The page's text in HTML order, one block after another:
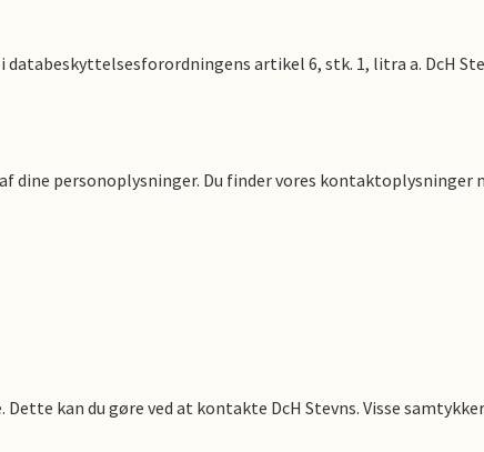
artikel 6, stk. 1, litra a. DcH
dine personoplysninger. Du finder vores kontaktoplysninger
kan du gøre ved at kontakte DcH Stevns. Visse